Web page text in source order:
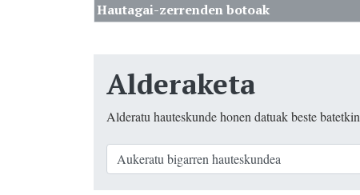
Hautagai-zerrenden botoak
Alderaketa
Alderatu hauteskunde honen datuak beste batetkin